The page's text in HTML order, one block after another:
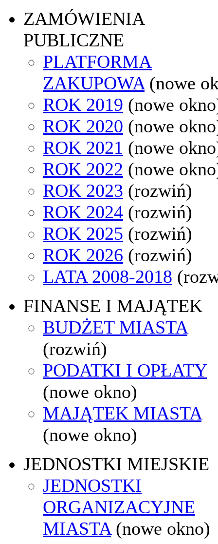
ZAMÓWIENIA
PUBLICZNE
PLATFORMA
ZAKUPOWA (nowe
ROK 2019 (nowe
ROK 2020 (nowe
ROK 2021 (nowe
ROK 2022 (nowe
ROK 2023 (rozwiń)
ROK 2024 (rozwiń)
ROK 2025 (rozwiń)
ROK 2026 (rozwiń)
LATA 2008-2018
FINANSE I MAJĄTEK
BUDŻET MIASTA
(rozwiń)
PODATKI I OPŁATY
(nowe okno)
MAJĄTEK MIASTA
(nowe okno)
JEDNOSTKI MIEJSKIE
JEDNOSTKI
ORGANIZACYJNE
MIASTA (nowe okno)